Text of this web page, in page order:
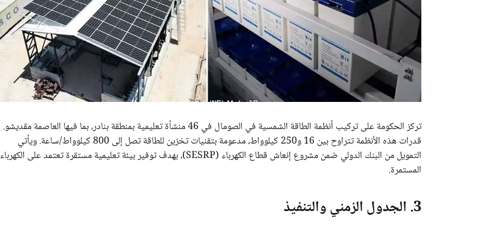
تركز الحكومة على تركيب أنظمة الطاقة الشمسية في الصومال في 46 منشأة تعليمية بمنطقة بنادر، بما فيها العاصمة مقديشو.
قدرات هذه الأنظمة تتراوح بين 16 و250 كيلوواط، مدعومة بتقنيات تخزين للطاقة تصل إلى 800 كيلوواط/ساعة. ويأتي
التمويل من البنك الدولي ضمن مشروع إنعاش قطاع الكهرباء (SESRP)، بهدف توفير بيئة تعليمية مستقرة تعتمد على الكهرباء
المستمرة.
3. الجدول الزمني والتنفيذ